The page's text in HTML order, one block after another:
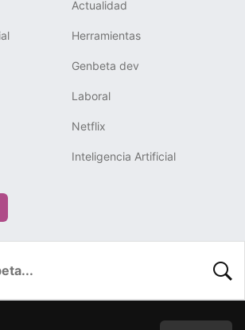
Actualidad
Herramientas
Genbeta dev
Laboral
Netflix
Inteligencia Artificial